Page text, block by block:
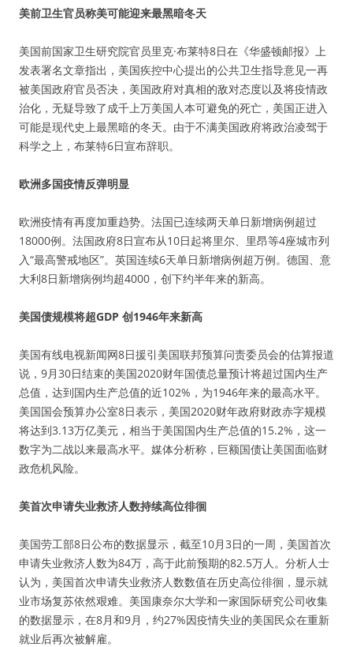
美前卫生官员称美可能迎来最黑暗冬天
美国前国家卫生研究院官员里克·布莱特8日在《华盛顿邮报》上
发表署名文章指出，美国疾控中心提出的公共卫生指导意见一再
被美国政府官员否决，美国政府对真相的敌对态度以及将疫情政
治化，无疑导致了成千上万美国人本可避免的死亡，美国正进入
可能是现代史上最黑暗的冬天。由于不满美国政府将政治凌驾于
科学之上，布莱特6日宣布辞职。
欧洲多国疫情反弹明显
欧洲疫情有再度加重趋势。法国已连续两天单日新增病例超过
18000例。法国政府8日宣布从10日起将里尔、里昂等4座城市列
入“最高警戒地区”。英国连续6天单日新增病例超万例。德国、意
大利8日新增病例均超4000，创下约半年来的新高。
美国债规模将超GDP 创1946年来新高
美国有线电视新闻网8日援引美国联邦预算问责委员会的估算报道
说，9月30日结束的美国2020财年国债总量预计将超过国内生产
总值，达到国内生产总值的近102%，为1946年来的最高水平。
美国国会预算办公室8日表示，美国2020财年政府财政赤字规模
将达到3.13万亿美元，相当于美国国内生产总值的15.2%，这一
数字为二战以来最高水平。媒体分析称，巨额国债让美国面临财
政危机风险。
美首次申请失业救济人数持续高位徘徊
美国劳工部8日公布的数据显示，截至10月3日的一周，美国首次
申请失业救济人数为84万，高于此前预期的82.5万人。分析人士
认为，美国首次申请失业救济人数数值在历史高位徘徊，显示就
业市场复苏依然艰难。美国康奈尔大学和一家国际研究公司收集
的数据显示，在8月和9月，约27%因疫情失业的美国民众在重新
就业后再次被解雇。